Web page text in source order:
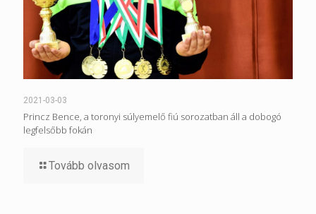
2021-03-03
Princz Bence, a toronyi súlyemelő fiú sorozatban áll a dobogó
legfelsőbb fokán
Tovább olvasom